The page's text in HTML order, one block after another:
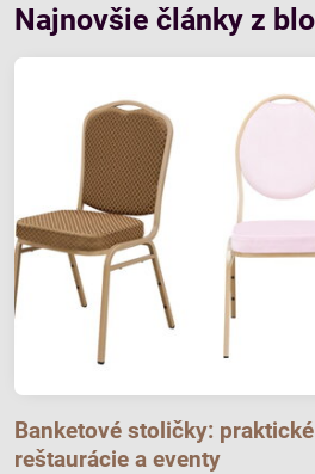
kombinuje klasický dizajn s
modernou funkčnosťou. Je odolná,
Najnovšie články z
Banketové stoličky:
reštaurácie a eventy